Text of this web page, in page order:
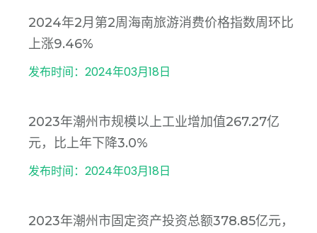
2024年2月第2周海南旅游消费价格指数周环比
上涨9.46%
发布时间：2024年03月18日
2023年潮州市规模以上工业增加值267.27亿
元，比上年下降3.0%
发布时间：2024年03月18日
2023年潮州市固定资产投资总额378.85亿元，